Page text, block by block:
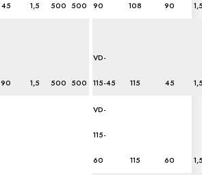
45 1,5 500 500 90 108 90
90 1,5 500 500
VD-
115-45 115 45
VD-
115-
60 115 60